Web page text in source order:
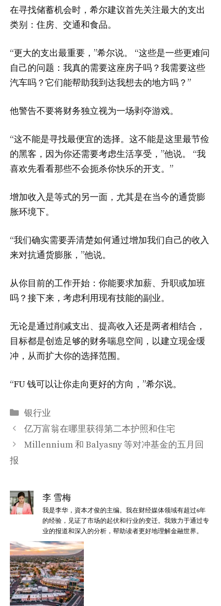
在寻找储蓄机会时，希尔建议首先关注最大的支出
类别：住房、交通和食品。
“更大的支出最重要，”希尔说。 “这些是一些更难问
自己的问题：我真的需要这座房子吗？我需要这些
汽车吗？它们能帮助我到达我想去的地方吗？”
他警告不要将财务独立视为一场剥夺游戏。
“这不能是寻找最便宜的选择。这不能是这里最节俭
的黑客，因为你还需要考虑生活享受，”他说。 “我
喜欢先看看那些不会扼杀你快乐的开支。”
增加收入是等式的另一面，尤其是在当今的通货膨
胀环境下。
“我们确实需要弄清楚如何通过增加我们自己的收入
来对抗通货膨胀，”他说。
从你目前的工作开始：你能要求加薪、升职或加班
吗？接下来，考虑利用现有技能的副业。
无论是通过削减支出、提高收入还是两者相结合，
目标都是创造足够的财务喘息空间，以建立现金缓
冲，从而扩大你的选择范围。
“FU 钱可以让你走向更好的方向，”希尔说。
分
类
银行业
亿万富翁在哪里获得第二本护照和住宅
Millennium 和 Balyasny 等对冲基金的五月回
报
李 雪梅
我是李华，資本才俊的主编。我在财经媒体领域有超过6年
的经验，见证了市场的起伏和行业的变迁。我致力于通过专
业的报道和深入的分析，帮助读者更好地理解金融世界。